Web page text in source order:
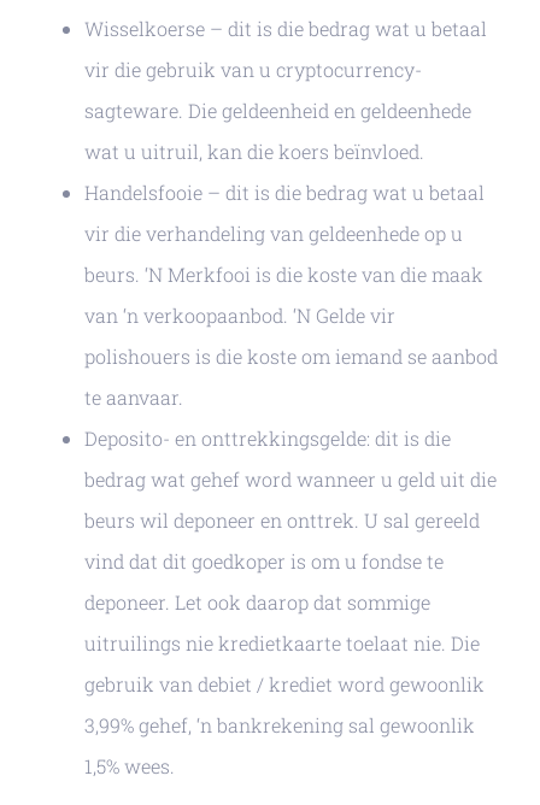
Wisselkoerse – dit is die bedrag wat u betaal
vir die gebruik van u cryptocurrency-
sagteware. Die geldeenheid en geldeenhede
wat u uitruil, kan die koers beïnvloed.
Handelsfooie – dit is die bedrag wat u betaal
vir die verhandeling van geldeenhede op u
beurs. ‘N Merkfooi is die koste van die maak
van ‘n verkoopaanbod. ‘N Gelde vir
polishouers is die koste om iemand se aanbod
te aanvaar.
Deposito- en onttrekkingsgelde: dit is die
bedrag wat gehef word wanneer u geld uit die
beurs wil deponeer en onttrek. U sal gereeld
vind dat dit goedkoper is om u fondse te
deponeer. Let ook daarop dat sommige
uitruilings nie kredietkaarte toelaat nie. Die
gebruik van debiet / krediet word gewoonlik
3,99% gehef, ‘n bankrekening sal gewoonlik
1,5% wees.